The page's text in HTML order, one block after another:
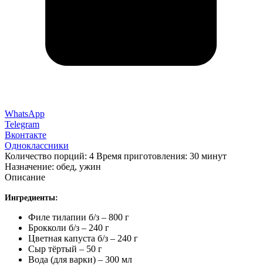
WhatsApp
Telegram
Вконтакте
Одноклассники
Количество порций: 4 Время приготовления: 30 минут
Назначение: обед, ужин
Описание
Ингредиенты:
Филе тилапии б/з – 800 г
Брокколи б/з – 240 г
Цветная капуста б/з – 240 г
Сыр тёртый – 50 г
Вода (для варки) – 300 мл